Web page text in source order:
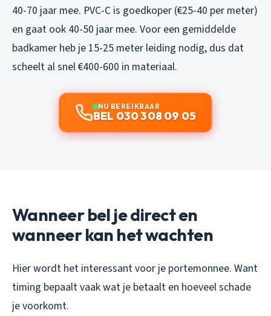
40-70 jaar mee. PVC-C is goedkoper (€25-40 per meter)
en gaat ook 40-50 jaar mee. Voor een gemiddelde
badkamer heb je 15-25 meter leiding nodig, dus dat
scheelt al snel €400-600 in materiaal.
NU BEREIKBAAR
BEL 030 308 09 05
Wanneer bel je direct en
wanneer kan het wachten
Hier wordt het interessant voor je portemonnee. Want
timing bepaalt vaak wat je betaalt en hoeveel schade
je voorkomt.